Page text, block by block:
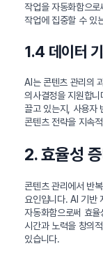
작업을 자동화함으
작업에 집중할 수 있
1.4 데이터
AI는 콘텐츠 관리의
의사결정을 지원합
끌고 있는지, 사용자
콘텐츠 전략을 지속
2. 효율성
콘텐츠 관리에서 반
요인입니다. AI 기반
자동화함으로써 효
시간과 노력을 창의
있습니다.